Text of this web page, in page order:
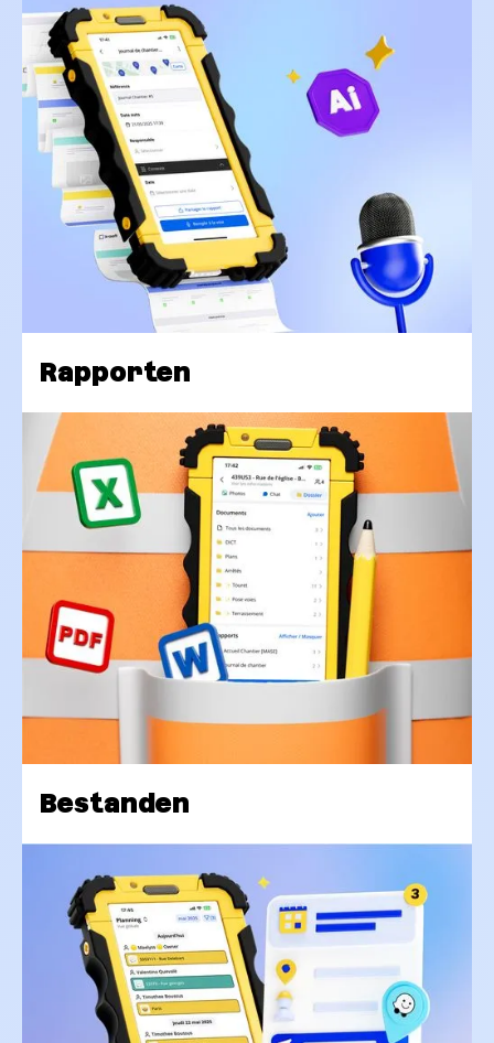
Rapporten
Bestanden